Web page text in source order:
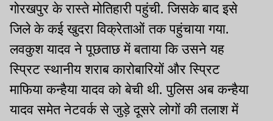
गोरखपुर के रास्ते मोतिहारी पहुंची. जिसके बाद इसे
जिले के कई खुदरा विक्रेताओं तक पहुंचाया गया.
लवकुश यादव ने पूछताछ में बताया कि उसने यह
स्प्रिट स्थानीय शराब कारोबारियों और स्प्रिट
माफिया कन्हैया यादव को बेची थी. पुलिस अब कन्हैया
यादव समेत नेटवर्क से जुड़े दूसरे लोगों की तलाश में